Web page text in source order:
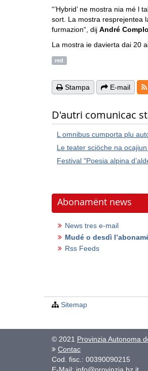
“’Hybrid’ ne mostra nia mé l
sort. La mostra resprejentea
furmazion“, dij André Complo
La mostra ie davierta dai 20
red
Stampa E-mail
D'autri comunicac
L omnibus cumporta plu
Le teater sciöche na
Festival "Poesia alpina
Abonamënt news
News tres e-mail
Mudé o desdì
Rss Feeds
Sitemap
© 2021 Provinzia Autonoma
Contac
Cod. fisc.: 00390090215